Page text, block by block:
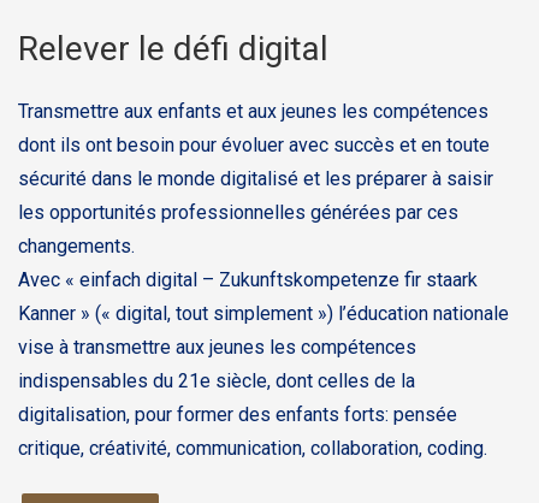
Relever le défi digital
Transmettre aux enfants et aux jeunes les compétences
dont ils ont besoin pour évoluer avec succès et en toute
sécurité dans le monde digitalisé et les préparer à saisir
les opportunités professionnelles générées par ces
changements.
Avec « einfach digital – Zukunftskompetenze fir staark
Kanner » (« digital, tout simplement ») l’éducation nationale
vise à transmettre aux jeunes les compétences
indispensables du 21e siècle, dont celles de la
digitalisation, pour former des enfants forts: pensée
critique, créativité, communication, collaboration, coding.